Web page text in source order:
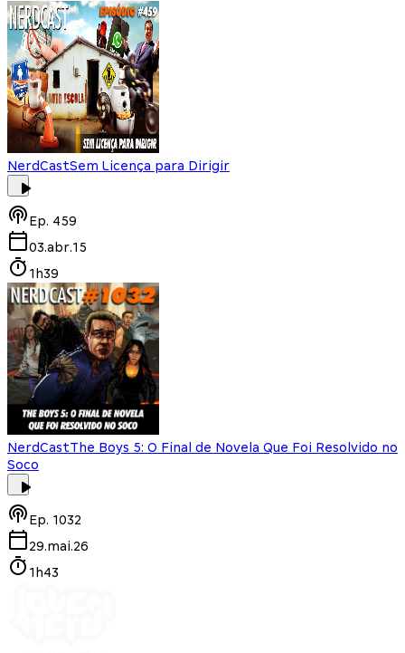
NerdCastSem Licença para Dirigir
Ep. 459
03.abr.15
1h39
NerdCastThe Boys 5: O Final de Novela Que Foi Resolvido no
Soco
Ep. 1032
29.mai.26
1h43